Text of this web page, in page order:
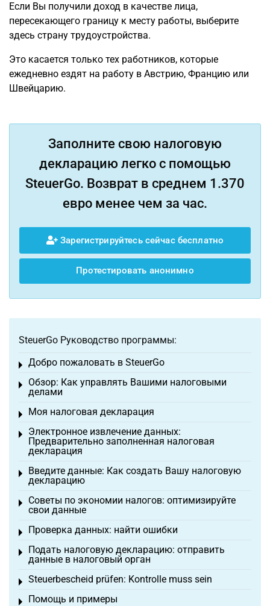
Если Вы получили доход в качестве лица,
пересекающего границу к месту работы, выберите
здесь страну трудоустройства.
Это касается только тех работников, которые
ежедневно ездят на работу в Австрию, Францию или
Швейцарию.
Заполните свою налоговую
декларацию легко с помощью
SteuerGo. Возврат в среднем 1.370
евро менее чем за час.
Зарегистрируйтесь сейчас бесплатно
Протестировать анонимно
SteuerGo Руководство программы:
Добро пожаловать в SteuerGo
Toggle menu
Обзор: Как управлять Вашими налоговыми
делами
Toggle menu
Моя налоговая декларация
Toggle menu
Электронное извлечение данных:
Предварительно заполненная налоговая
декларация
Toggle menu
Введите данные: Как создать Вашу налоговую
декларацию
Toggle menu
Советы по экономии налогов: оптимизируйте
свои данные
Toggle menu
Проверка данных: найти ошибки
Toggle menu
Подать налоговую декларацию: отправить
данные в налоговый орган
Toggle menu
Steuerbescheid prüfen: Kontrolle muss sein
Toggle menu
Помощь и примеры
Toggle menu